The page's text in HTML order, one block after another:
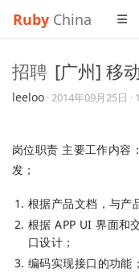
Ruby China
招聘 [广州] 移
leeloo ·2014年09月25日 ·
岗位职责 主要工作内容
发；
根据产品文档，与产
根据 APP UI 界面和
口设计；
编码实现接口的功能；